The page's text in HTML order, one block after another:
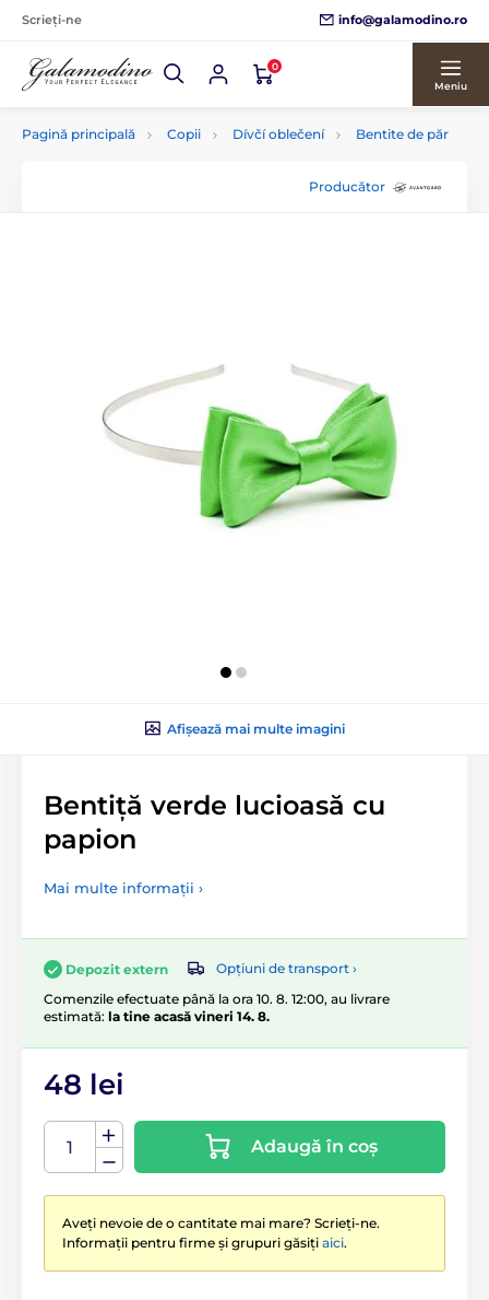
Scrieți-ne info@galamodino.ro
0
Meniu
Pagină principală Copii Dívčí oblečení Bentite de păr
Producător
Afișează mai multe imagini
Bentiță verde lucioasă cu
papion
Mai multe informații ›
Depozit extern
Opțiuni de transport ›
Comenzile efectuate până la ora 10. 8. 12:00, au livrare
estimată: la tine acasă vineri 14. 8.
48 lei
Adaugă în coș
Aveți nevoie de o cantitate mai mare? Scrieți-ne.
Informații pentru firme și grupuri găsiți aici.